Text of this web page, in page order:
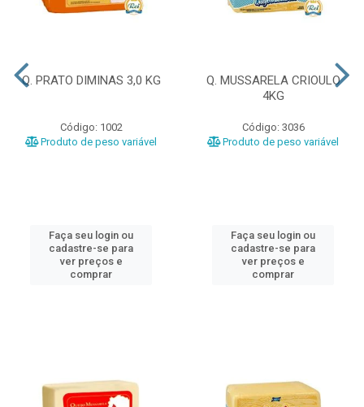
Q. PRATO DIMINAS 3,0 KG
Código: 1002
Produto de peso variável
Faça seu login ou
cadastre-se para
ver preços e
comprar
Q. MUSSARELA CRIOULO
4KG
Código: 3036
Produto de peso variável
Faça seu login ou
cadastre-se para
ver preços e
comprar